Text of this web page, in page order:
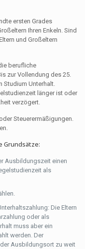
ersten Grades
Ihren Enkeln. Sind
und Großeltern
berufliche
zur Vollendung des 25.
Studium Unterhalt.
länger ist oder
verzögert.
Steuerermäßigungen.
Grundsätze:
Ausbildungszeit einen
als
Die Eltern
oder als
muss aber ein
werden. Der
Ausbildungsort zu weit